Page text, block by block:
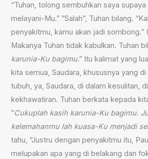
“Tuhan, tolong sembuhkan saya
melayani-Mu.” ”Salah”, Tuhan bilang.
penyakitmu, kamu akan jadi sombong.”
Makanya Tuhan tidak kabulkan. Tuhan
karunia-Ku bagimu.” Itu kalimat yang
kita semua, Saudara, khususnya yang
tubuh, ya, Saudara, di dalam kesulitan,
kekhawatiran. Tuhan berkata kepada
”Cukuplah kasih karunia-Ku bagimu.
kelemahanmu lah kuasa-Ku menjadi
tahu, “Justru dengan penyakitmu itu,
melupakan apa yang di belakang dan